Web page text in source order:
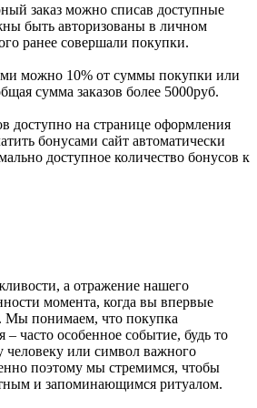
заказ можно списав доступные
быть авторизованы в личном
ранее совершали покупки.
можно 10% от суммы покупки или
сумма заказов более 5000руб.
доступно на странице оформления
бонусами сайт автоматически
доступное количество бонусов к
а отражение нашего
момента, когда вы впервые
Мы понимаем, что покупка
часто особенное событие, будь то
человеку или символ важного
поэтому мы стремимся, чтобы
и запоминающимся ритуалом.